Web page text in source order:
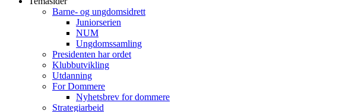
Barne- og ungdomsidrett
Juniorserien
NUM
Ungdomssamling
Presidenten har ordet
Klubbutvikling
Utdanning
For Dommere
Nyhetsbrev for dommere
Strategiarbeid